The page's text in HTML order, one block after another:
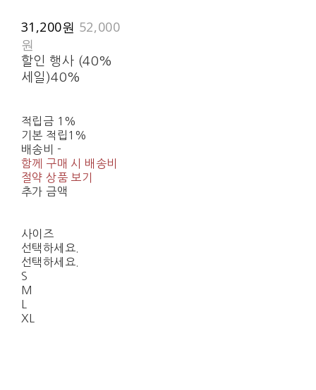
31,200원 52,000
원
할인 행사 (40%
세일)40%
적립금 1%
기본 적립 1%
배송비 -
함께 구매 시 배송비
절약 상품 보기
추가 금액
사이즈
선택하세요.
선택하세요.
S
M
XL